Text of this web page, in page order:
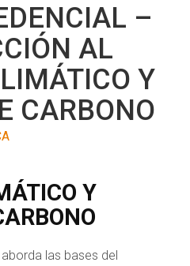
–
AL
Y
CARBONO
Y
las bases del